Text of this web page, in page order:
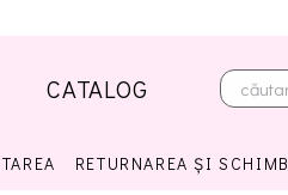
CATALOG
RETURNAREA ȘI SCHIMB